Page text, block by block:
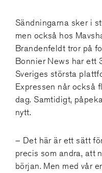
Sändningarna sker i
men också hos
Brandenfeldt tror på
Bonnier News har ett
Sveriges största
Expressen når också
dag. Samtidigt,
nytt.
– Det här är ett sätt
precis som andra, att
början. Men med vår